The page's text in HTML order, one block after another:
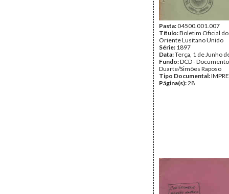
Pasta:04500.001.007
Título:Boletim Oficial
Oriente Lusitano Unido
Série: 1897
Data:Terça, 1 de Junho
Fundo:DCD -
Duarte/Simões Raposo
Tipo Documental:
Página(s):28